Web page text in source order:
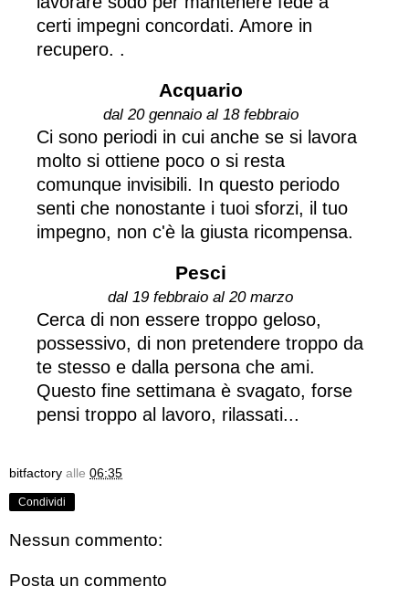
certi impegni concordati. Amore in
recupero. .
Acquario
dal 20 gennaio al 18 febbraio
Ci sono periodi in cui anche se si lavora
molto si ottiene poco o si resta
comunque invisibili. In questo periodo
senti che nonostante i tuoi sforzi, il tuo
impegno, non c'è la giusta ricompensa.
Pesci
dal 19 febbraio al 20 marzo
Cerca di non essere troppo geloso,
possessivo, di non pretendere troppo da
te stesso e dalla persona che ami.
Questo fine settimana è svagato, forse
pensi troppo al lavoro, rilassati...
bitfactory alle 06:35
Condividi
Nessun commento:
Posta un commento